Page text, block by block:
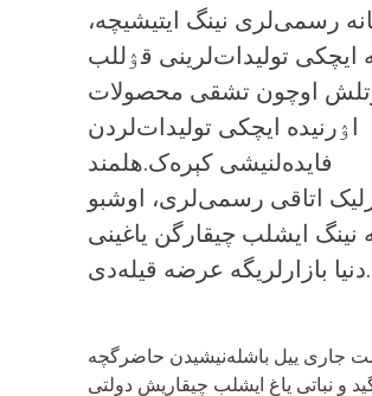
رسمی‌لری نینگ ایتیشیچه،
ایچکی تولیدات‌لرینی قۉللب
اوچون تشقی محصولات
اۉرنیده ایچکی تولیدات‌لردن
فایده‌لنیشی کېره‌ک.هلمند
اتاقی رسمی‌لری، اوشبو
نینگ ایشلب چیقارگن یاغینی
دنیا بازارلریگه عرضه قیله‌دی.
جاری ییل باشله‌نیشیدن حاضرگچه ‎هلمند بُست
و نباتی یاغ ایشلب چیقاریش دولتی